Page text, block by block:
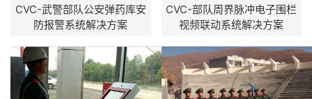
CVC-武警部队公安弹药库安
防报警系统解决方案
CVC-部队周界脉冲电子围栏
视频联动系统解决方案